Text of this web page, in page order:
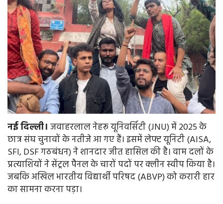
नईदिल्ली। जवाहरलाल नेहरू यूनिवर्सिटी (JNU) में 2025 के
छात्र संघ चुनावों के नतीजे आ गए हैं। इसमें लेफ्ट यूनिटी (AISA,
SFI, DSF गठबंधन) ने शानदार जीत हासिल की है। वाम दलों के
प्रत्याशियों ने सेंट्रल पैनल के चारों पदों पर क्लीन स्वीप किया है।
जबकि अखिल भारतीय विद्यार्थी परिषद (ABVP) को करारी हार
का सामना करना पड़ा।